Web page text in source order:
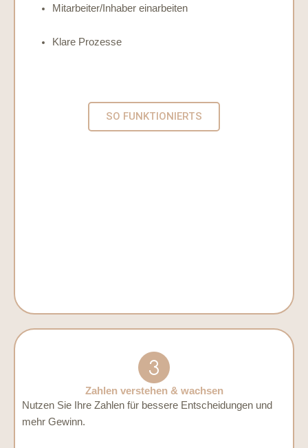
Mitarbeiter/Inhaber einarbeiten
Klare Prozesse
SO FUNKTIONIERTS
Zahlen verstehen & wachsen
Nutzen Sie Ihre Zahlen für bessere Entscheidungen und
mehr Gewinn.